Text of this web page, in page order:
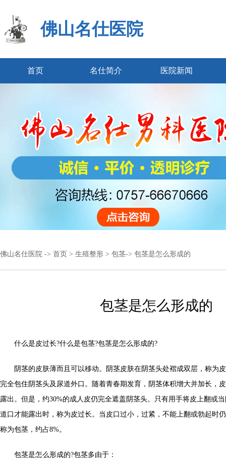
佛山名仕医院
首页 名仕简介 医院新闻
佛山名仕医院 -> 首页 > 生殖整形 > 包茎-> 包茎是怎么形成的
包茎是怎么形成的
什么是皮过长?什么是包茎?包茎是怎么形成的?
阴茎的皮肤薄而且可以移动。阴茎皮肤在阴茎头处褶成双层，称为皮
完全包住阴茎头及尿道外口。随着青春期发育，阴茎体积增大并加长，
露出。但是，约30%的成人皮仍完全遮盖阴茎头。只有用手将皮上翻或
道口才能露出时，称为皮过长。当皮口过小，过紧，不能上翻或勃起时
称为包茎，约占8%。
包茎是怎么形成的?包茎多由于：